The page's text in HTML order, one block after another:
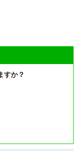
すか？